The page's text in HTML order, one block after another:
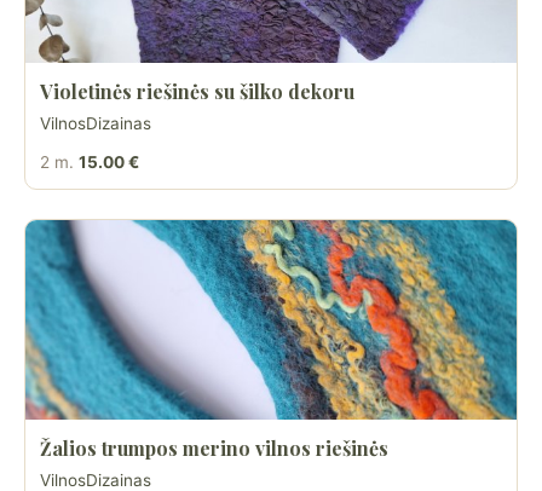
Violetinės riešinės su šilko dekoru
VilnosDizainas
2 m. 15.00 €
Žalios trumpos merino vilnos riešinės
VilnosDizainas